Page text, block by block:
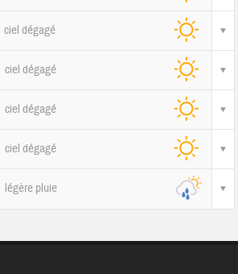
ciel dégagé
ciel dégagé
ciel dégagé
ciel dégagé
légère pluie